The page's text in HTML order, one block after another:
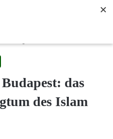
Ungarn
das
des Islam